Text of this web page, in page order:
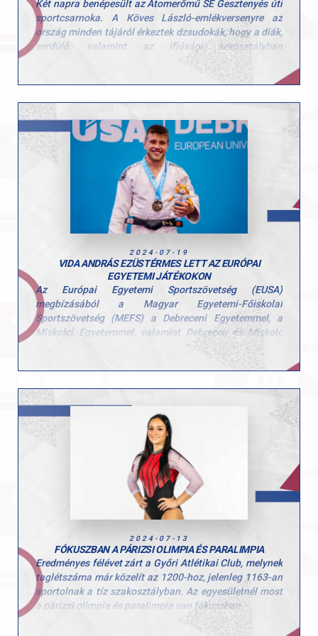
Két napra benépesült az Atomerőmű SE Gesztenyés úti
sportcsarnoka. A Köves László-emlékversenyre az
ország minden tájáról érkeztek dzsudokák, hogy a diák,
serdülő, valamint az ifjúsági korosztályban
A GYAC versenyzői nagyszerűen küzdöttek, hiszen
Eredmények
Diák “A”:3. Ponácz Alex
Diák “C” Magyar Kupa:3. Tamás Lotti (női -33 kg), 2.
Gede Bálint (férfi -55 kg)
Serdülő korosztály:
1. Takács Csongor (férfi -46 kg), 5.
Gábor Kolos (férfi -46 kg), 5. Tóth Maxim (férfi -66 kg)
Ifjúsági korosztály:2. Takács Csongor (férfi -46 kg)
2024-07-19
VIDA ANDRÁS EZÜSTÉRMES LETT AZ EURÓPAI
EGYETEMI JÁTÉKOKON
Az Európai Egyetemi Sportszövetség (EUSA)
megbízásából a Magyar Egyetemi-Főiskolai
Sportszövetség (MEFS) a Debreceni Egyetemmel, a
Miskolci Egyetemmel, valamint Debrecen és Miskolc
városával közösen július 12. és 24. között Európai
Széchenyi István Egyetem hallgatója, dobogóra
állhatott a 66 kg-os súlycsoportban: András – aki már
edzőként is dolgozik a szakosztályban – a 30 induló
feletti mezőnyből nagyon szép versenyzéssel második
A két városban összesen 17 sportágat felvonultató
multisport eseményre 40 ország, 400 egyeteméről több
mint 5000 résztvevő érkezik.
2024-07-13
FÓKUSZBAN A PÁRIZSI OLIMPIA ÉS PARALIMPIA
Eredményes félévet zárt a Győri Atlétikai Club, melynek
taglétszáma már közelít az 1200-hoz, jelenleg 1163-an
sportolnak a tíz szakosztályban. Az egyesületnél most
a párizsi olimpia és paralimpia van fókuszban.
Az év legnagyobb sporteseménye az olimpia és a